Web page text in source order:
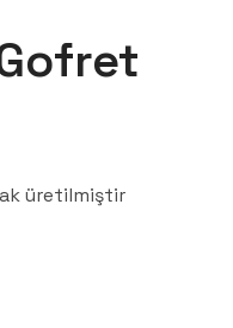
üretilmiştir